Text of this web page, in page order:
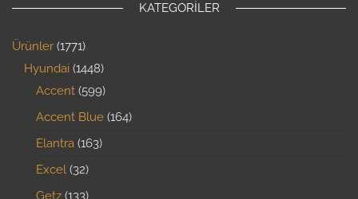
KATEGORILER
Ürünler 1771
Hyundai 1448
Accent 599
Accent Blue 164
Elantra 163
Excel 32
Getz 133